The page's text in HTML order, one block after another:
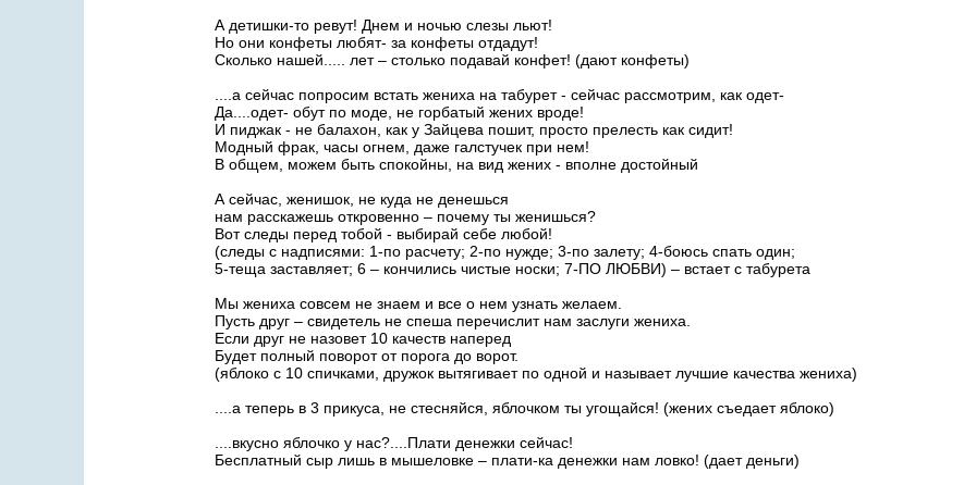
А детишки-то ревут! Днем и ночью слезы льют!
Но они конфеты любят- за конфеты отдадут!
Сколько нашей..... лет – столько подавай конфет! (дают конфеты)
....а сейчас попросим встать жениха на табурет - сейчас рассмотрим, как одет-
Да....одет- обут по моде, не горбатый жених вроде!
И пиджак - не балахон, как у Зайцева пошит, просто прелесть как сидит!
Модный фрак, часы огнем, даже галстучек при нем!
В общем, можем быть спокойны, на вид жених - вполне достойный
А сейчас, женишок, не куда не денешься
нам расскажешь откровенно – почему ты женишься?
Вот следы перед тобой - выбирай себе любой!
(следы с надписями: 1-по расчету; 2-по нужде; 3-по залету; 4-боюсь спать один;
5-теща заставляет; 6 – кончились чистые носки; 7-ПО ЛЮБВИ) – встает с табурета
Мы жениха совсем не знаем и все о нем узнать желаем.
Пусть друг – свидетель не спеша перечислит нам заслуги жениха.
Если друг не назовет 10 качеств наперед
Будет полный поворот от порога до ворот.
(яблоко с 10 спичками, дружок вытягивает по одной и называет лучшие качества жениха)
....а теперь в 3 прикуса, не стесняйся, яблочком ты угощайся! (жених съедает яблоко)
....вкусно яблочко у нас?....Плати денежки сейчас!
Бесплатный сыр лишь в мышеловке – плати-ка денежки нам ловко! (дает деньги)